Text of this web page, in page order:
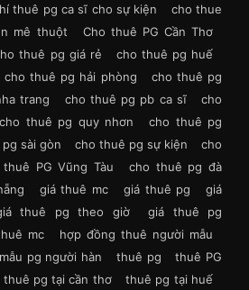
thuê pg ca sĩ cho sự kiện
cho thue
mê thuột
Cho thuê PG Cần Thơ
thuê pg giá rẻ
cho thuê pg huế
cho thuê pg hải phòng
cho thuê pg
trang cho thuê pg pb ca sĩ
cho
cho thuê pg quy nhơn
cho thuê pg
sài gòn cho thuê pg sự kiện
cho
thuê PG Vũng Tàu
cho thuê pg đà
giá thuê mc giá thuê pg
giá
thuê pg theo giờ
giá thuê pg
mc
hợp đồng thuê người mẫu
pg người hàn thuê pg
thuê PG
thuê pg tại cần thơ thuê pg tại huế